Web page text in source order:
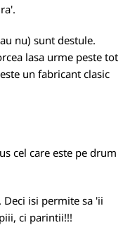
nu) sunt destule.
lasa urme peste tot
un fabricant clasic
cel care este pe drum
isi permite sa 'ii
ci parintii!!!